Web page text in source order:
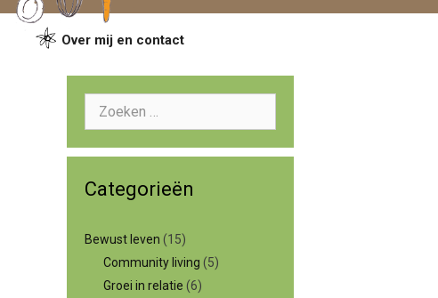
Over mij en contact
naar:
Categorieën
Bewust leven (15)
Community living (5)
Groei in relatie (6)